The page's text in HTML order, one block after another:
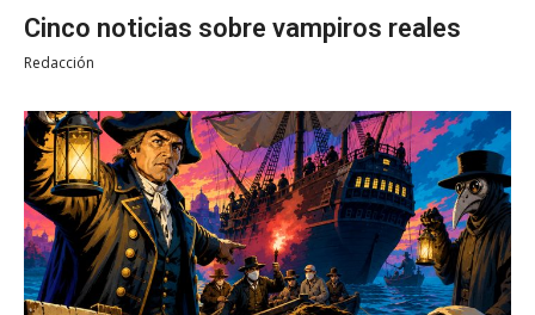
Cinco noticias sobre vampiros reales
Redacción